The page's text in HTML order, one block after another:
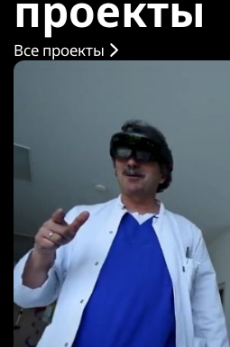
Все проекты